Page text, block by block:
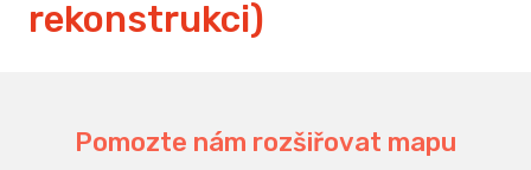
rekonstrukci)
Pomozte nám rozšiřovat mapu